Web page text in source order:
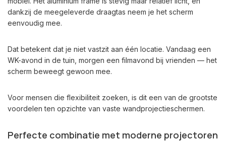
dankzij de meegeleverde draagtas neem je het scherm
eenvoudig mee.
Dat betekent dat je niet vastzit aan één locatie. Vandaag een
WK-avond in de tuin, morgen een filmavond bij vrienden — het
scherm beweegt gewoon mee.
Voor mensen die flexibiliteit zoeken, is dit een van de grootste
voordelen ten opzichte van vaste wandprojectieschermen.
Perfecte combinatie met moderne projectoren